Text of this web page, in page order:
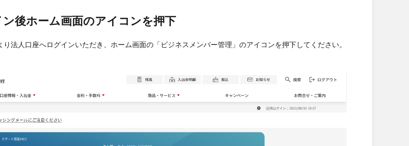
後ホーム画面のアイコンを押下
法人口座へログインいただき、ホーム画面の「ビジネスメンバー管理」のアイコンを押下してください。